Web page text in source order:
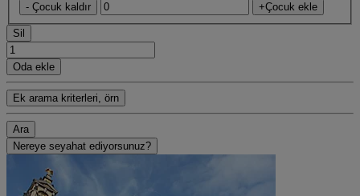
- Çocuk kaldır +Çocuk ekle
Sil
Oda ekle
Ek arama kriterleri, örn
Ara
Nereye seyahat ediyorsunuz?